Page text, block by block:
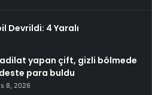
Devrildi: 4 Yaralı
yapan çift, gizli bölmede
para buldu
8, 2026